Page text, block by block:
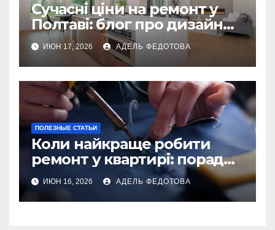
Сучасні ціни на ремонт у
Полтаві: блог про дизайн
інтер\’єру
ИЮН 17, 2026 АДЕЛЬ ФЕДОТОВА
ПОЛЕЗНЫЕ СТАТЬИ
Коли найкраще робити
ремонт у квартирі: поради
та особливості 2026
ИЮН 16, 2026 АДЕЛЬ ФЕДОТОВА